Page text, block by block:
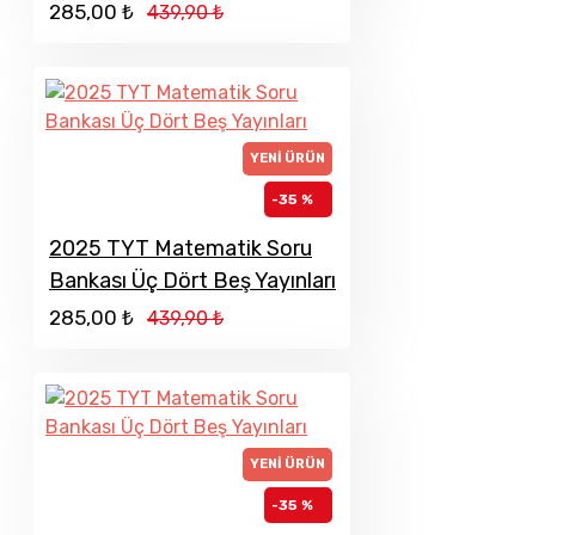
285,00 ₺ 439,90 ₺
YENI ÜRÜN
-35 %
2025 TYT Matematik Soru
Bankası Üç Dört Beş Yayınları
285,00 ₺ 439,90 ₺
YENI ÜRÜN
-35 %